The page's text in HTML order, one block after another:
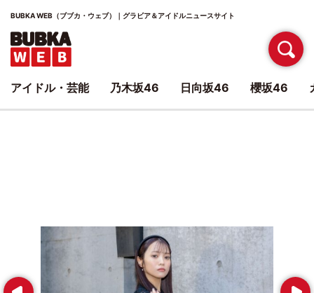
BUBKA WEB（ブブカ・ウェブ）｜グラビア＆アイドルニュースサイト
Prev Next
アイドル・芸能 乃木坂46 日向坂46 櫻坂46